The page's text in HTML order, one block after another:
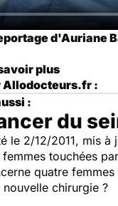
d'Auriane
plus
Allodocteurs.fr :
:
du
le 2/12/2011, mis à
femmes touchées
quatre
nouvelle chirurgie ?